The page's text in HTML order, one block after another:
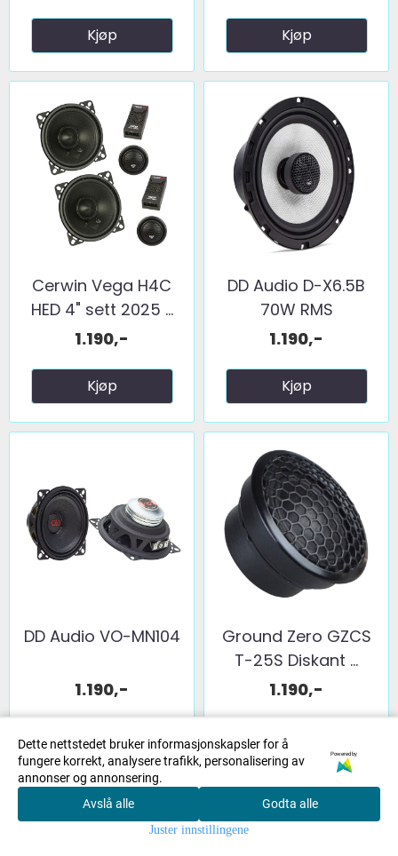
Søk
Kjøp Kjøp
Cerwin Vega H4C
HED 4" sett 2025 ...
1.190,-
Kjøp
DD Audio D-X6.5B
70W RMS
1.190,-
Kjøp
DD Audio VO-MN104
1.190,-
Kjøp
Ground Zero GZCS
T-25S Diskant ...
1.190,-
Kjøp
Dette nettstedet bruker informasjonskapsler for å
fungere korrekt, analysere trafikk, personalisering av
annonser og annonsering.
Powered by
Avslå alle Godta alle
Juster innstillingene